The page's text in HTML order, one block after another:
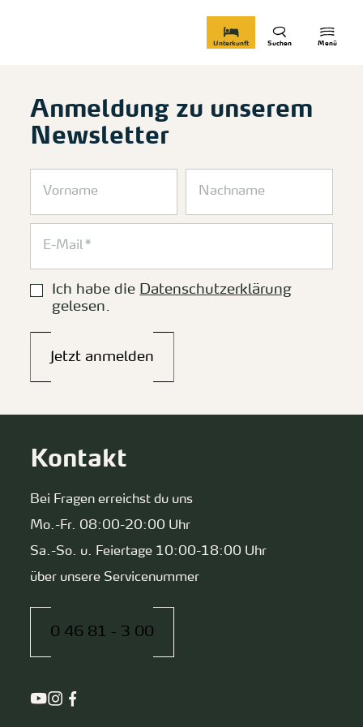
Menü
Suchen
Unterkunft
Anmeldung zu unserem
Newsletter
Ich habe die Datenschutzerklärung
gelesen.
Jetzt anmelden
Kontakt
Bei Fragen erreichst du uns
Mo.-Fr. 08:00-20:00 Uhr
Sa.-So. u. Feiertage 10:00-18:00 Uhr
über unsere Servicenummer
0 46 81 - 3 00